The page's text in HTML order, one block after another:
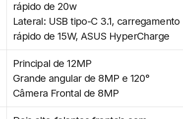
rápido de 20w
Lateral: USB tipo-C 3.1, carregamento
rápido de 15W, ASUS HyperCharge
Principal de 12MP
Grande angular de 8MP e 120°
Câmera Frontal de 8MP